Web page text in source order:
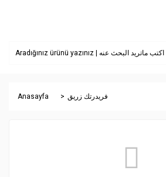
Anasayfa فريدرتك زريق